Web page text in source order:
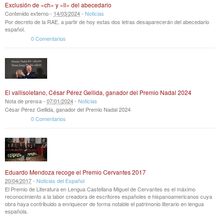
Exclusión de «ch» y «ll» del abecedario
Contenido externo - 14/03/2024- Noticias
Por decreto de la RAE, a partir de hoy estas dos letras desaparecerán del abecedario
español.
0 Comentarios
El vallisoletano, César Pérez Gellida, ganador del Premio Nadal 2024
Nota de prensa - 07/01/2024- Noticias
César Pérez Gellida, ganador del Premio Nadal 2024
0 Comentarios
Eduardo Mendoza recoge el Premio Cervantes 2017
20/04/2017- Noticias del Español
El Premio de Literatura en Lengua Castellana Miguel de Cervantes es el máximo
reconocimiento a la labor creadora de escritores españoles e hispanoamericanos cuya
obra haya contribuido a enriquecer de forma notable el patrimonio literario en lengua
española.